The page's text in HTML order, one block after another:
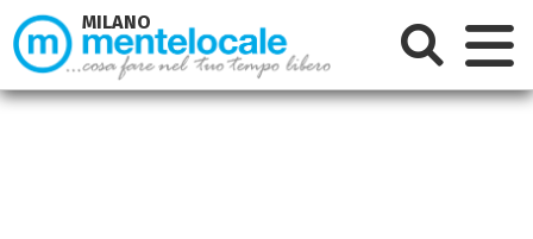
MILANO